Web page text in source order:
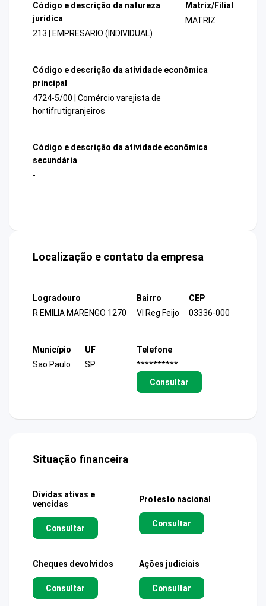
Código e descrição da natureza
jurídica
213 | EMPRESARIO (INDIVIDUAL)
Matriz/Filial
MATRIZ
Código e descrição da atividade econômica
principal
4724-5/00 | Comércio varejista de
hortifrutigranjeiros
Código e descrição da atividade econômica
secundária
-
Localização e contato da empresa
Logradouro
R EMILIA MARENGO 1270
Bairro
Vl Reg Feijo
CEP
03336-000
Município
Sao Paulo
UF
SP
Telefone
**********
Consultar
Situação financeira
Dívidas ativas e
vencidas
Consultar
Protesto nacional
Consultar
Cheques devolvidos
Consultar
Ações judiciais
Consultar